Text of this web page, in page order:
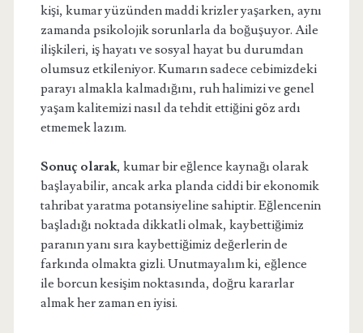
kişi, kumar yüzünden maddi krizler yaşarken, aynı
zamanda psikolojik sorunlarla da boğuşuyor. Aile
ilişkileri, iş hayatı ve sosyal hayat bu durumdan
olumsuz etkileniyor. Kumarın sadece cebimizdeki
parayı almakla kalmadığını, ruh halimizi ve genel
yaşam kalitemizi nasıl da tehdit ettiğini göz ardı
etmemek lazım.
Sonuç olarak, kumar bir eğlence kaynağı olarak
başlayabilir, ancak arka planda ciddi bir ekonomik
tahribat yaratma potansiyeline sahiptir. Eğlencenin
başladığı noktada dikkatli olmak, kaybettiğimiz
paranın yanı sıra kaybettiğimiz değerlerin de
farkında olmakta gizli. Unutmayalım ki, eğlence
ile borcun kesişim noktasında, doğru kararlar
almak her zaman en iyisi.